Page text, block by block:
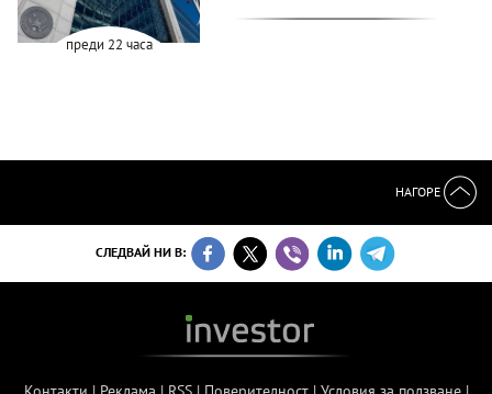
преди 22 часа
НАГОРЕ
СЛЕДВАЙ НИ В: